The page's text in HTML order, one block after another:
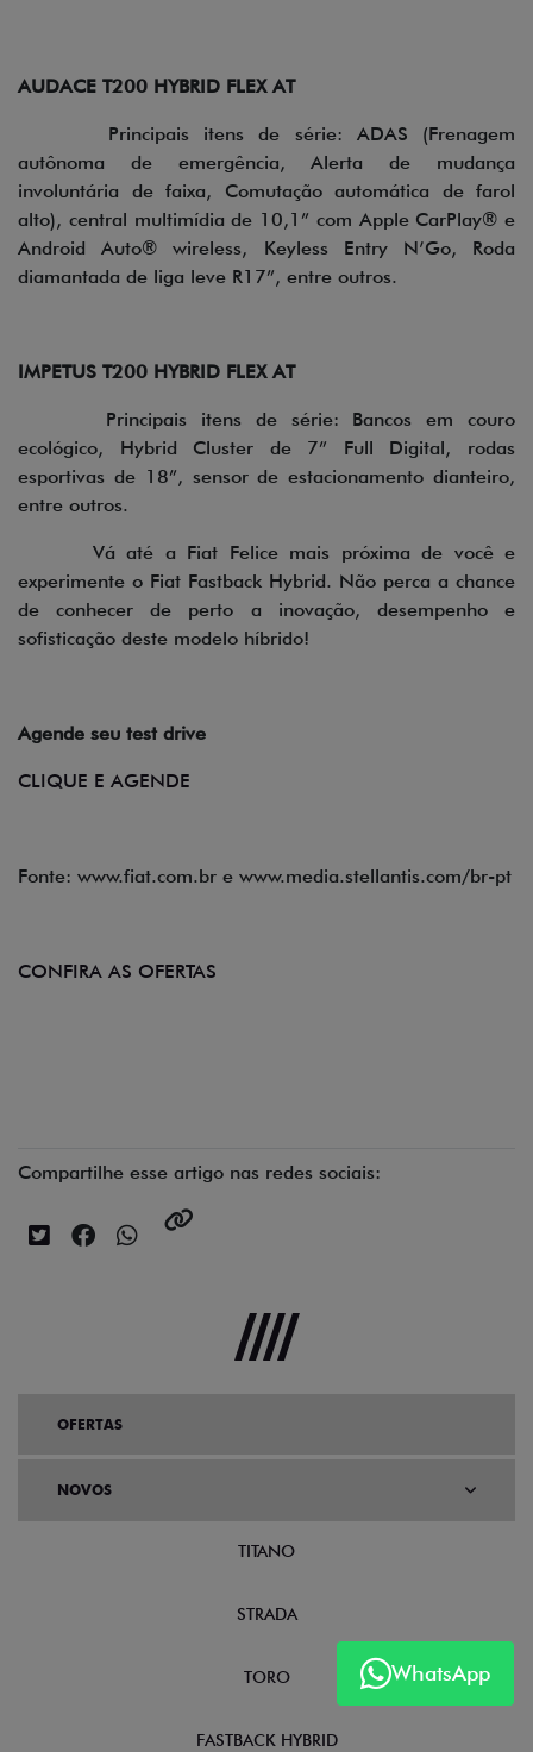
AUDACE T200 HYBRID FLEX AT
Principais itens de série: ADAS (Frenagem
autônoma de emergência, Alerta de mudança
involuntária de faixa, Comutação automática de farol
alto), central multimídia de 10,1” com Apple CarPlay® e
Android Auto® wireless, Keyless Entry N’Go, Roda
diamantada de liga leve R17”, entre outros.
IMPETUS T200 HYBRID FLEX AT
Principais itens de série: Bancos em couro
ecológico, Hybrid Cluster de 7” Full Digital, rodas
esportivas de 18”, sensor de estacionamento dianteiro,
entre outros.
Vá até a Fiat Felice mais próxima de você e
experimente o Fiat Fastback Hybrid. Não perca a chance
de conhecer de perto a inovação, desempenho e
sofisticação deste modelo híbrido!
Agende seu test drive
CLIQUE E AGENDE
Fonte: www.fiat.com.br e www.media.stellantis.com/br-pt
CONFIRA AS OFERTAS
Compartilhe esse artigo nas redes sociais:
WhatsApp
OFERTAS
NOVOS
TITANO
STRADA
TORO
FASTBACK HYBRID